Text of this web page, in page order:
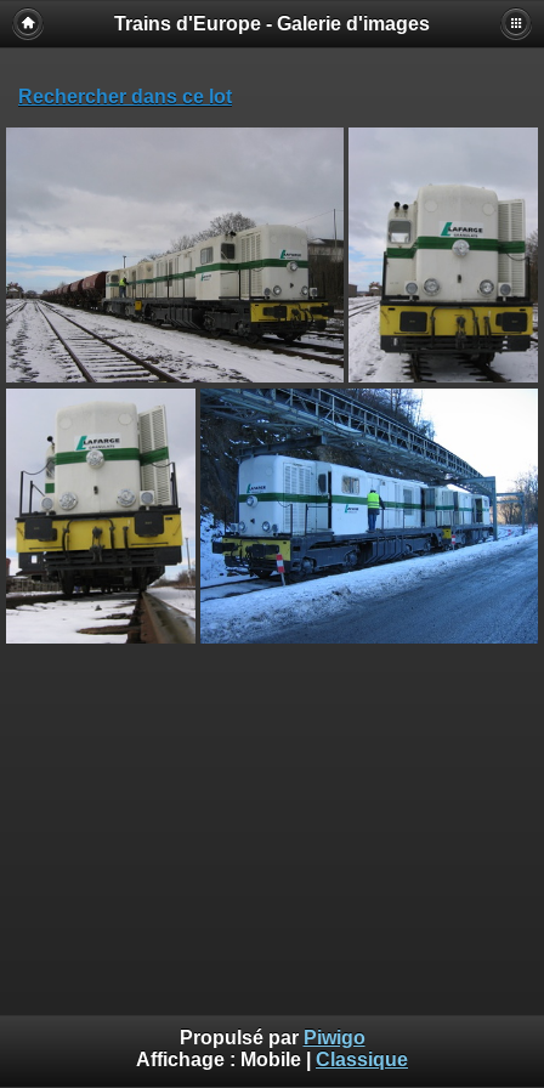
Trains d'Europe - Galerie d'images
Rechercher dans ce lot
Propulsé par Piwigo
Affichage : Mobile Classique